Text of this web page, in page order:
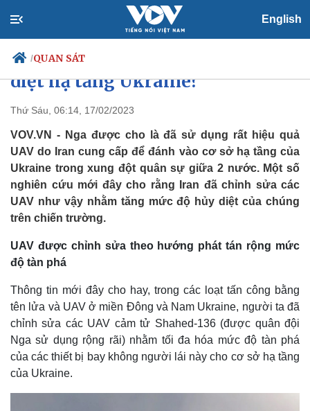
English
/QUAN SÁT
Chính trị
Đảng
Tổ chức nhân sự
Quốc hội
Nhận diện sự thật
Xã hội
Tin 24h
Dự báo thời tiết
Giáo dục
Dấu ấn VOV
Việc làm
Iran chỉnh sửa UAV Shahed-136
để giúp Nga nâng mức độ hủy
diệt hạ tầng Ukraine?
Thứ Sáu, 06:14, 17/02/2023
VOV.VN - Nga được cho là đã sử dụng rất hiệu quả
UAV do Iran cung cấp để đánh vào cơ sở hạ tầng của
Ukraine trong xung đột quân sự giữa 2 nước. Một số
nghiên cứu mới đây cho rằng Iran đã chỉnh sửa các
UAV như vậy nhằm tăng mức độ hủy diệt của chúng
trên chiến trường.
UAV được chỉnh sửa theo hướng phát tán rộng mức
độ tàn phá
Thông tin mới đây cho hay, trong các loạt tấn công bằng
tên lửa và UAV ở miền Đông và Nam Ukraine, người ta đã
chỉnh sửa các UAV cảm tử Shahed-136 (được quân đội
Nga sử dụng rộng rãi) nhằm tối đa hóa mức độ tàn phá
của các thiết bị bay không người lái này cho cơ sở hạ tầng
của Ukraine.